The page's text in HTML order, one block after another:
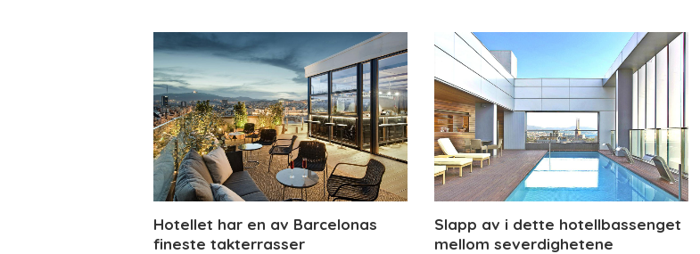
Hotellet har en av Barcelonas
fineste takterrasser
Slapp av i dette hotellbassenget
mellom severdighetene